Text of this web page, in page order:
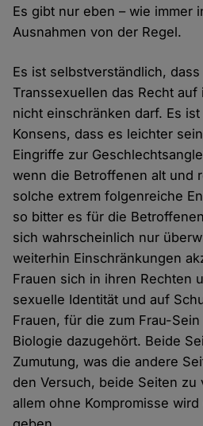
Es gibt nur eben – wie immer
Ausnahmen von der Regel.
Es ist selbstverständlich,
Transsexuellen das Recht
nicht einschränken darf. Es
Konsens, dass es leichter
Eingriffe zur
wenn die Betroffenen alt und
solche extrem folgenreiche
so bitter es für die
sich wahrscheinlich nur
weiterhin Einschränkungen
Frauen sich in ihren Rechten
sexuelle Identität und auf
Frauen, für die zum Frau-
Biologie dazugehört. Beide
Zumutung, was die andere
den Versuch, beide Seiten
allem ohne Kompromisse